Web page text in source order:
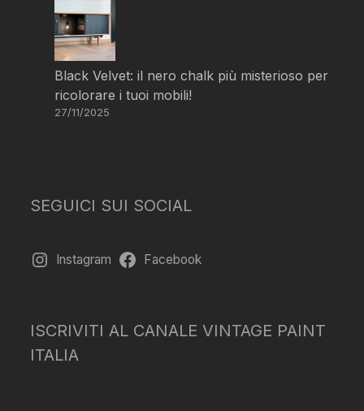
Black Velvet: il nero chalk più misterioso per
ricolorare i tuoi mobili!
27/11/2025
SEGUICI SUI SOCIAL
Instagram Facebook
ISCRIVITI AL CANALE VINTAGE PAINT
ITALIA